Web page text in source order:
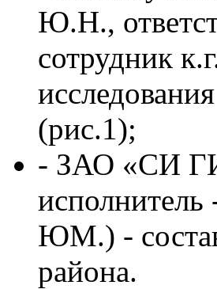
Ю.Н.,
сотрудник
(рис.1);
- ЗАО «СИ
ЮМ.) -
района.